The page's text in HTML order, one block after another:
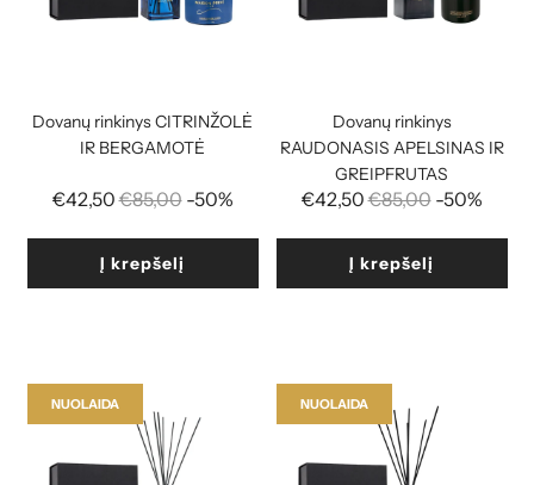
Dovanų rinkinys CITRINŽOLĖ
IR BERGAMOTĖ
€42,50Reguliari
€85,00 -50%
Į krepšelį
Dovanų rinkinys
RAUDONASIS APELSINAS IR
GREIPFRUTAS
€42,50Reguliari
€85,00 -50%
Į krepšelį
NUOLAIDA NUOLAIDA